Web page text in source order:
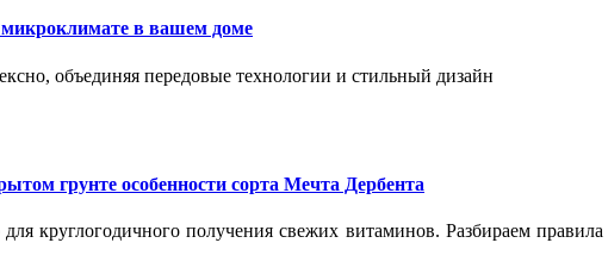
микроклимате в вашем доме
объединяя передовые технологии и стильный дизайн
грунте особенности сорта Мечта Дербента
круглогодичного получения свежих витаминов. Разбираем